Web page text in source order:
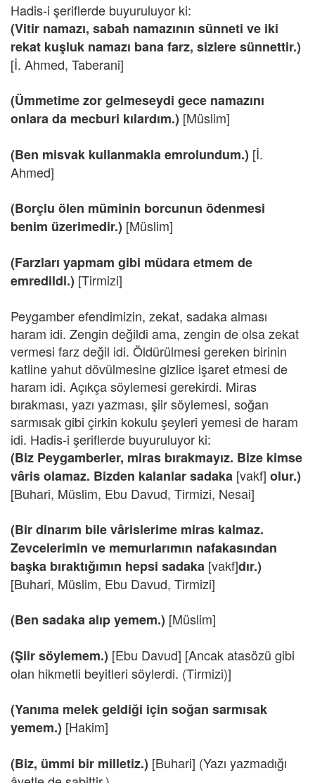
Hadis-i şeriflerde buyuruluyor ki:
(Vitir namazı, sabah namazının sünneti ve iki
rekat kuşluk namazı bana farz, sizlere sünnettir.)
[İ. Ahmed, Taberani]
(Ümmetime zor gelmeseydi gece namazını
onlara da mecburi kılardım.) [Müslim]
(Ben misvak kullanmakla emrolundum.) [İ.
Ahmed]
(Borçlu ölen müminin borcunun ödenmesi
benim üzerimedir.) [Müslim]
(Farzları yapmam gibi müdara etmem de
emredildi.) [Tirmizi]
Peygamber efendimizin, zekat, sadaka alması
haram idi. Zengin değildi ama, zengin de olsa zekat
vermesi farz değil idi. Öldürülmesi gereken birinin
katline yahut dövülmesine gizlice işaret etmesi de
haram idi. Açıkça söylemesi gerekirdi. Miras
bırakması, yazı yazması, şiir söylemesi, soğan
sarmısak gibi çirkin kokulu şeyleri yemesi de haram
idi. Hadis-i şeriflerde buyuruluyor ki:
(Biz Peygamberler, miras bırakmayız. Bize kimse
vâris olamaz. Bizden kalanlar sadaka [vakf] olur.)
[Buhari, Müslim, Ebu Davud, Tirmizi, Nesai]
(Bir dinarım bile vârislerime miras kalmaz.
Zevcelerimin ve memurlarımın nafakasından
başka bıraktığımın hepsi sadaka [vakf]dır.)
[Buhari, Müslim, Ebu Davud, Tirmizi]
(Ben sadaka alıp yemem.) [Müslim]
(Şiir söylemem.) [Ebu Davud] [Ancak atasözü gibi
olan hikmetli beyitleri söylerdi. (Tirmizi)]
(Yanıma melek geldiği için soğan sarmısak
yemem.) [Hakim]
(Biz, ümmi bir milletiz.) [Buhari] (Yazı yazmadığı